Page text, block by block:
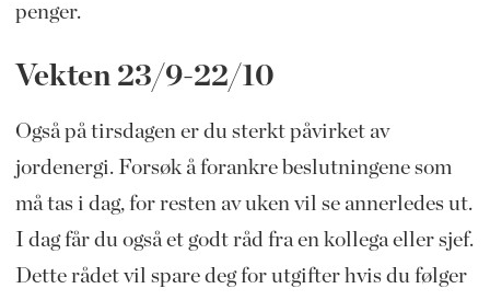
penger.
Vekten 23/9-22/10
Også på tirsdagen er du sterkt påvirket av
jordenergi. Forsøk å forankre beslutningene som
må tas i dag, for resten av uken vil se annerledes ut.
I dag får du også et godt råd fra en kollega eller sjef.
Dette rådet vil spare deg for utgifter hvis du følger